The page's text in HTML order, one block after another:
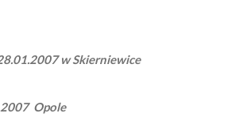
w Skierniewice
Opole